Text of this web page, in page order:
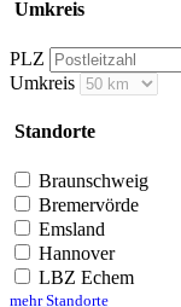
Umkreis
PLZ
Umkreis
Standorte
Braunschweig
Bremervörde
Emsland
Hannover
LBZ Echem
mehr Standorte